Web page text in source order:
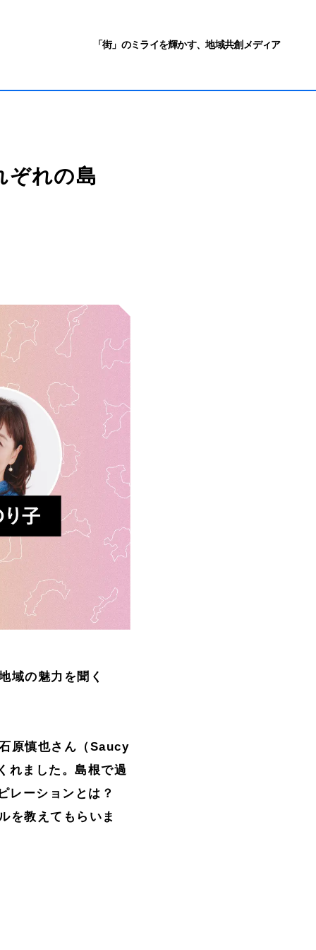
「街」のミライを輝かす、地域共創メディア
ぞれの島
域の魅力を聞く
原慎也さん（Saucy
れました。島根で過
レーションとは？
を教えてもらいま